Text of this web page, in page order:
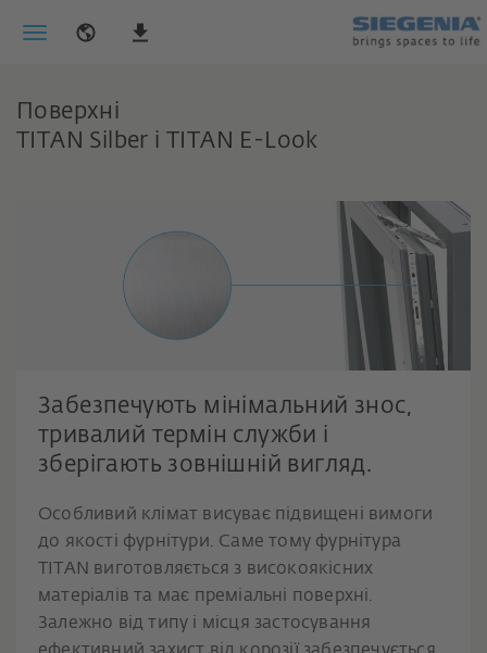
Поверхні
TITAN Silber і TITAN E-Look
Забезпечують мінімальний знос,
тривалий термін служби і
зберігають зовнішній вигляд.
Особливий клімат висуває підвищені вимоги
до якості фурнітури. Саме тому фурнітура
TITAN виготовляється з високоякісних
матеріалів та має преміальні поверхні.
Залежно від типу і місця застосування